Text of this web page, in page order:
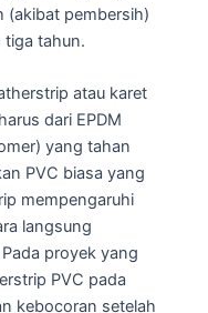
(akibat pembersih)
tiga tahun.
atau karet
dari EPDM
yang tahan
PVC biasa yang
mempengaruhi
langsung
proyek yang
PVC pada
kebocoran setelah